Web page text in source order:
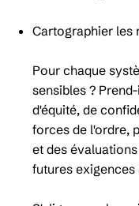
Cartographier les
Pour chaque
sensibles ?
d'équité, de
forces de l'ordre,
et des
futures